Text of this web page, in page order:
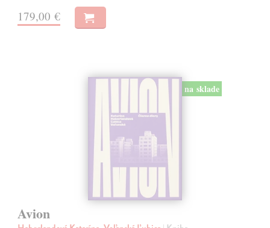
179,00 €
na sklade
Avion